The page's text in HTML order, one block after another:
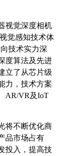
视觉深度相机
觉感知技术体
技术实力深
度算法及先进
立了从芯片级
力，技术方案
AR/VR及IoT
将不断优化商
品市场占有
投入，提高技